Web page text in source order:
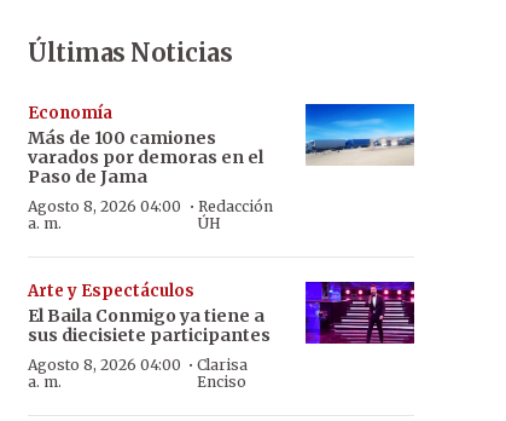
Últimas Noticias
Economía
Más de 100 camiones
varados por demoras en el
Paso de Jama
Agosto 8, 2026 04:00
a. m.
· Redacción
ÚH
Arte y Espectáculos
El Baila Conmigo ya tiene a
sus diecisiete participantes
Agosto 8, 2026 04:00
a. m.
· Clarisa
Enciso